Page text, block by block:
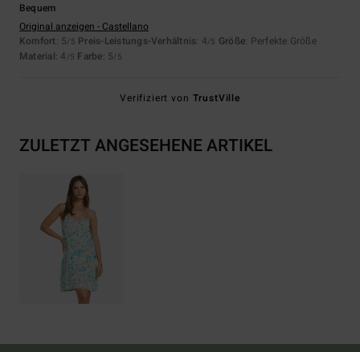
Bequem
Original anzeigen - Castellano
Komfort: 5/5 Preis-Leistungs-Verhältnis: 4/5 Größe: Perfekte Größe
Material: 4 /5 Farbe: 5/5
Verifiziert von TrustVille
ZULETZT ANGESEHENE ARTIKEL